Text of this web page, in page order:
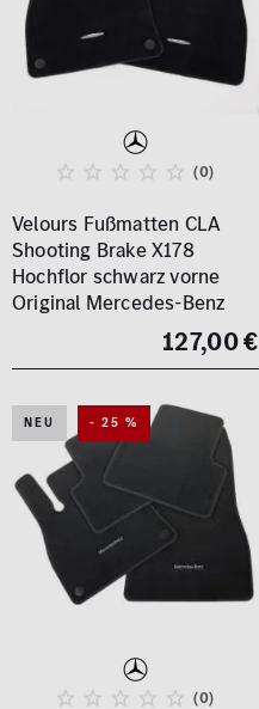
(0)
Velours Fußmatten CLA
Shooting Brake X178
Hochflor schwarz vorne
Original Mercedes-Benz
127,00 €
NEU - 25 %
(0)